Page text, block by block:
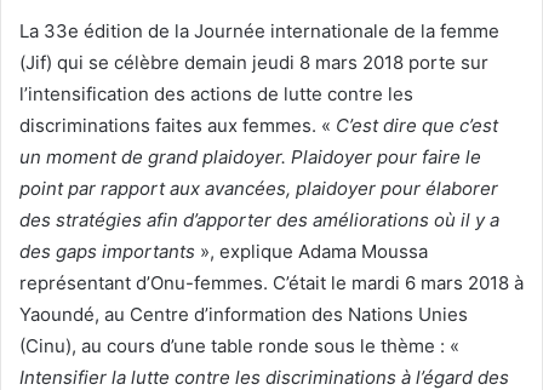
u
r
i
e
l
La 33e édition de la Journée internationale de la femme
(Jif) qui se célèbre demain jeudi 8 mars 2018 porte sur
l’intensification des actions de lutte contre les
discriminations faites aux femmes. « C’est dire que c’est
un moment de grand plaidoyer. Plaidoyer pour faire le
point par rapport aux avancées, plaidoyer pour élaborer
des stratégies afin d’apporter des améliorations où il y a
des gaps importants », explique Adama Moussa
représentant d’Onu-femmes. C’était le mardi 6 mars 2018 à
Yaoundé, au Centre d’information des Nations Unies
(Cinu), au cours d’une table ronde sous le thème : «
Intensifier la lutte contre les discriminations à l’égard des